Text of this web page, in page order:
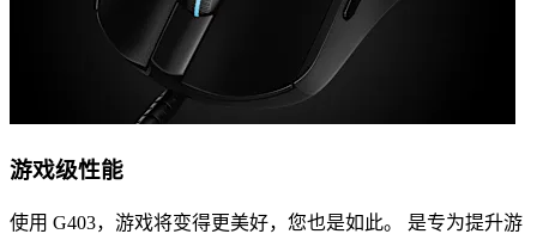
游戏级性能
使用 G403，游戏将变得更美好，您也是如此。 是专为提升游